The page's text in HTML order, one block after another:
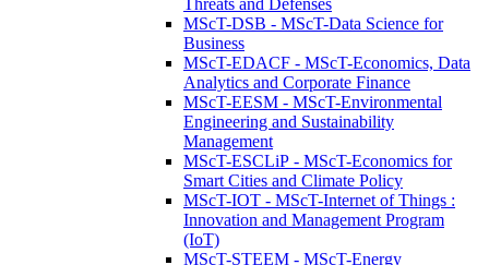
Threats and Defenses
MScT-DSB - MScT-Data Science for
Business
MScT-EDACF - MScT-Economics, Data
Analytics and Corporate Finance
MScT-EESM - MScT-Environmental
Engineering and Sustainability
Management
MScT-ESCLiP - MScT-Economics for
Smart Cities and Climate Policy
MScT-IOT - MScT-Internet of Things :
Innovation and Management Program
(IoT)
MScT-STEEM - MScT-Energy